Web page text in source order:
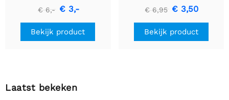
€ 6,- € 3,-
Bekijk product
naar TTL (UART)
Communicatiemodule
€ 6,95 € 3,50
Bekijk product
Laatst bekeken